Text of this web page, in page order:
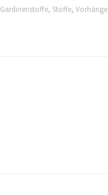
Gardinenstoffe, Stoffe, Vorhänge